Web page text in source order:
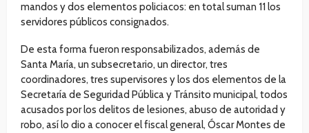
mandos y dos elementos policiacos: en total suman 11 los
servidores públicos consignados.
De esta forma fueron responsabilizados, además de
Santa María, un subsecretario, un director, tres
coordinadores, tres supervisores y los dos elementos de la
Secretaría de Seguridad Pública y Tránsito municipal, todos
acusados por los delitos de lesiones, abuso de autoridad y
robo, así lo dio a conocer el fiscal general, Óscar Montes de